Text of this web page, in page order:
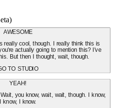
AWESOME
really cool, though. I really think this is
actually going to mention this? I've
But then I thought, wait, though.
TO STUDIO
YEAH!
you know, wait, wait, though. I know,
I know, I know.